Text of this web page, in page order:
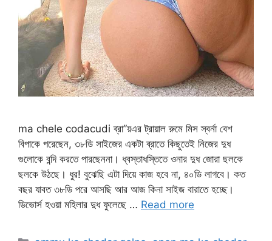
ma chele codacudi ব্রা”য়এর ট্রায়াল রুমে মিস স্বর্না বেশ
বিপাকে পরেছেন, ৩৮ডি সাইজের একটা ব্রাতে কিছুতেই নিজের দুধ
গুলোকে বন্দি করতে পারছেননা। ধ্বস্তাধস্তিতে ওনার দুধ জোরা ছলকে
ছলকে উঠছে। ধুর! বুঝেছি এটা দিয়ে কাজ হবে না, ৪০ডি লাগবে। কত
বছর যাবত ৩৮ডি পরে আসছি আর আজ কিনা সাইজ বারাতে হচ্ছে।
ডিভোর্স হওয়া মহিলার দুধ ফুলেছে … Read more